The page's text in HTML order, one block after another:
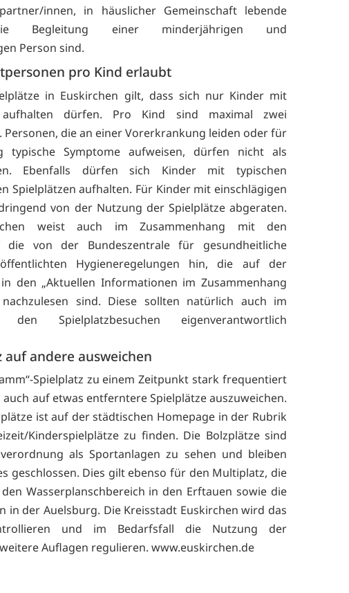
innen, in häuslicher Gemeinschaft lebende
Begleitung einer minderjährigen und
Person sind.
pro Kind erlaubt
in Euskirchen gilt, dass sich nur Kinder mit
aufhalten dürfen. Pro Kind sind maximal zwei
die an einer Vorerkrankung leiden oder für
typische Symptome aufweisen, dürfen nicht als
Ebenfalls dürfen sich Kinder mit typischen
Spielplätzen aufhalten. Für Kinder mit einschlägigen
von der Nutzung der Spielplätze abgeraten.
weist auch im Zusammenhang mit den
die von der Bundeszentrale für gesundheitliche
Hygieneregelungen hin, die auf der
den „Aktuellen Informationen im Zusammenhang
sind. Diese sollten natürlich auch im
Spielplatzbesuchen eigenverantwortlich
andere ausweichen
Spielplatz zu einem Zeitpunkt stark frequentiert
auf etwas entferntere Spielplätze auszuweichen.
ist auf der städtischen Homepage in der Rubrik
Kinderspielplätze zu finden. Die Bolzplätze sind
als Sportanlagen zu sehen und bleiben
geschlossen. Dies gilt ebenso für den Multiplatz, die
Wasserplanschbereich in den Erftauen sowie die
in der Auelsburg. Die Kreisstadt Euskirchen wird das
und im Bedarfsfall die Nutzung der
Auflagen regulieren. www.euskirchen.de